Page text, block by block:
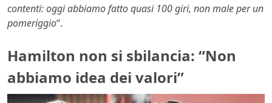
contenti: oggi abbiamo fatto quasi 100 giri, non male per un
pomeriggio“.
Hamilton non si sbilancia: “Non
abbiamo idea dei valori”